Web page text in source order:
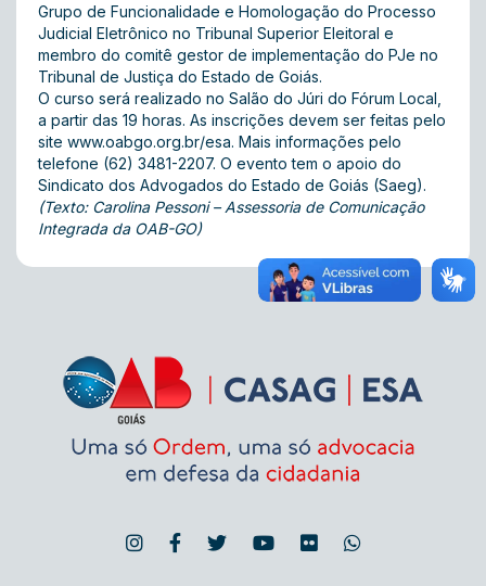
Grupo de Funcionalidade e Homologação do Processo
Judicial Eletrônico no Tribunal Superior Eleitoral e
membro do comitê gestor de implementação do PJe no
Tribunal de Justiça do Estado de Goiás.
O curso será realizado no Salão do Júri do Fórum Local,
a partir das 19 horas. As inscrições devem ser feitas pelo
site www.oabgo.org.br/esa. Mais informações pelo
telefone (62) 3481-2207. O evento tem o apoio do
Sindicato dos Advogados do Estado de Goiás (Saeg).
(Texto: Carolina Pessoni – Assessoria de Comunicação
Integrada da OAB-GO)